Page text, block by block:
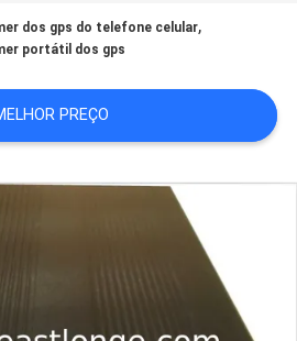
dos gps do telefone celular,
portátil dos gps
PREÇO